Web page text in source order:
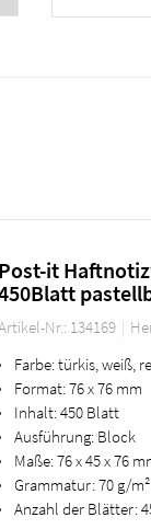
Post-it
Nr.: 134169
Farbe:türkis, weiß,
Format:76 x 76 mm
Inhalt:450 Blatt
Ausführung: Block
Maße:76 x 45 x 76
Grammatur:70 g/m²
Anzahl der Blätter: